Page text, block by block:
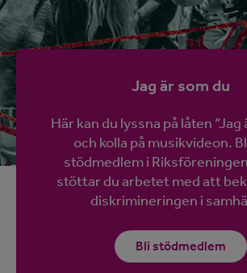
Jag är som du
Här kan du lyssna på låten ”Jag
och kolla på musikvideon.
stödmedlem i
stöttar du arbetet med att
diskrimineringen i
Bli stödmedlem